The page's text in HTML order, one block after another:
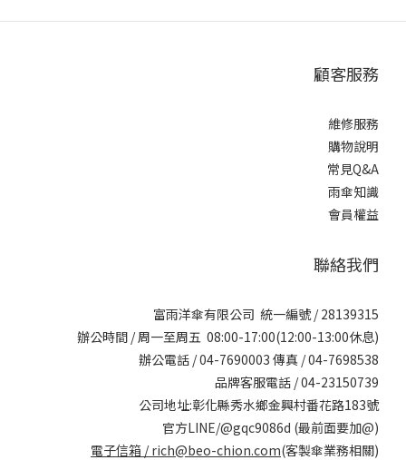
顧客服務
維修服務
購物說明
常見Q&A
雨傘知識
會員權益
聯絡我們
富雨洋傘有限公司 統一編號 / 28139315
辦公時間 / 周一至周五 08:00-17:00(12:00-13:00休息)
辦公電話 / 04-7690003 傳真 / 04-7698538
品牌客服電話 / 04-23150739
公司地址:彰化縣秀水鄉金興村番花路183號
官方LINE/@gqc9086d (最前面要加@)
電子信箱 /rich@beo-chion.com(客製傘業務相關)